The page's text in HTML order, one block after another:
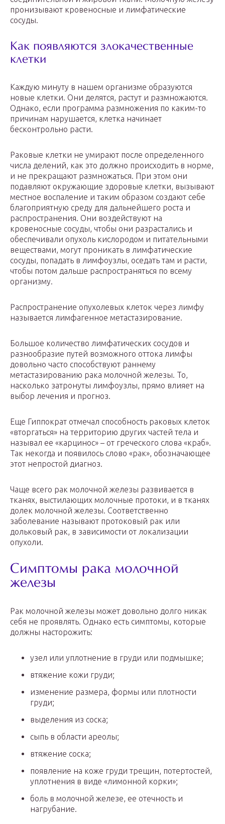
пронизывают кровеносные и лимфатические
сосуды.
Как появляются злокачественные
клетки
Каждую минуту в нашем организме образуются
новые клетки. Они делятся, растут и размножаются.
Однако, если программа размножения по каким-то
причинам нарушается, клетка начинает
бесконтрольно расти.
Раковые клетки не умирают после определенного
числа делений, как это должно происходить в норме,
и не прекращают размножаться. При этом они
подавляют окружающие здоровые клетки, вызывают
местное воспаление и таким образом создают себе
благоприятную среду для дальнейшего роста и
распространения. Они воздействуют на
кровеносные сосуды, чтобы они разрастались и
обеспечивали опухоль кислородом и питательными
веществами, могут проникать в лимфатические
сосуды, попадать в лимфоузлы, оседать там и расти,
чтобы потом дальше распространяться по всему
организму.
Распространение опухолевых клеток через лимфу
называется лимфагенное метастазирование.
Большое количество лимфатических сосудов и
разнообразие путей возможного оттока лимфы
довольно часто способствуют раннему
метастазированию рака молочной железы. То,
насколько затронуты лимфоузлы, прямо влияет на
выбор лечения и прогноз.
Еще Гиппократ отмечал способность раковых клеток
«вторгаться» на территорию других частей тела и
называл ее «карцинос» – от греческого слова «краб».
Так некогда и появилось слово «рак», обозначающее
этот непростой диагноз.
Чаще всего рак молочной железы развивается в
тканях, выстилающих молочные протоки, и в тканях
долек молочной железы. Соответственно
заболевание называют протоковый рак или
дольковый рак, в зависимости от локализации
опухоли.
Симптомы рака молочной
железы
Рак молочной железы может довольно долго никак
себя не проявлять. Однако есть симптомы, которые
должны насторожить:
узел или уплотнение в груди или подмышке;
втяжение кожи груди;
изменение размера, формы или плотности
груди;
выделения из соска;
сыпь в области ареолы;
втяжение соска;
появление на коже груди трещин, потертостей,
уплотнения в виде «лимонной корки»;
боль в молочной железе, ее отечность и
нагрубание.